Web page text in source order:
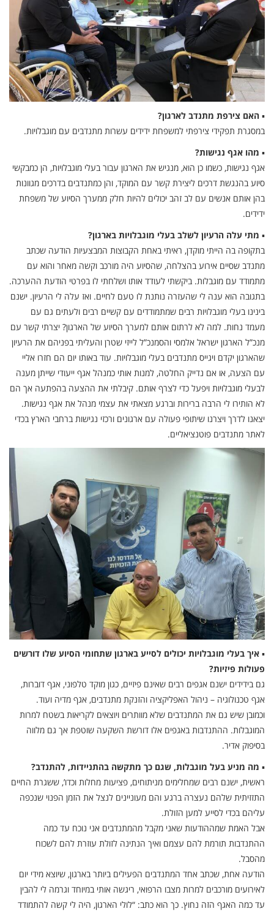
▪ האם צירפת מתנדב לארגון?
במסגרת תפקידי צירפתי למשפחת ידידים עשרות מתנדבים עם מוגבלויות.
▪ מהו אגף נגישות?
אגף נגישות, כשמו כן הוא, מנגיש את הארגון עבור בעלי מוגבלויות, הן כמבקשי
סיוע בהנגשת דרכים ליצירת קשר עם המוקד, והן כמתנדבים בדרכים מגוונות
בהן אותם אנשים עם לב זהב יכולים להיות חלק ממערך הסיוע של משפחת
ידידים.
▪ מתי עלה הרעיון לשלב בעלי מוגבלויות בארגון?
בתקופה בה הייתי מוקדן, ראיתי באחת הקבוצות המבצעיות הודעה שכתב
מתנדב שסיים אירוע בהצלחה, שהסיוע היה מורכב וקשה מאחר והוא עם
מתמודד עם מוגבלות. ביקשתי לעודד אותו ושלחתי לו בפרטי הודעת ההערכה.
בתגובה הוא ענה לי שהעזרה נותנת לו טעם לחיים. ואז עלה לי הרעיון. ישנם
בינינו בעלי מוגבלויות רבים שמתמודדים עם קשיים רבים ולעתים גם עם
מעמד נחות. למה לא לרתום אותם למערך הסיוע של הארגון? יצרתי קשר עם
מנכ”ל הארגון ישראל אלמסי והסמנכ”ל לייזי שטרן והעליתי בפניהם את הרעיון
שהארגון יקדם ויגייס מתנדבים בעלי מוגבלויות. עוד באותו יום הם חזרו אליי
עם הצעה, או אם נדייק החלטה, למנות אותי כמנהל אגף ייעודי שייתן מענה
לבעלי מוגבלויות ויפעל כדי לצרף אותם. קיבלתי את ההצעה בהפתעה אך הם
לא הותירו לי הרבה ברירות וברגע מצאתי את עצמי מנהל את אגף נגישות.
יצאנו לדרך ויצרנו שיתופי פעולה עם ארגונים ורכזי נגישות ברחבי הארץ בכדי
לאתר מתנדבים פוטנציאליים.
▪ איך בעלי מוגבלויות יכולים לסייע בארגון שתחומי הסיוע שלו דורשים
פעולות פיזיות?
גם בידידים ישנם אגפים רבים שאינם פיזיים, כגון מוקד טלפוני, אגף דוברות,
אגף טכנולוגיה – ניהול האפליקציה והזנקת מתנדבים, אגף מדיה ועוד.
וכמובן שיש גם את המתנדבים שלא מוותרים ויוצאים לקריאות בשטח למרות
המוגבלות. ההתנדבות באגפים אלו דורשת השקעה שוטפת אך גם מלווה
בסיפוק אדיר.
▪ מה מניע בעל מוגבלות, שגם כך מתקשה בהתניידות, להתנדב?
ראשית, ישנם רבים שמחלימים מניתוחים, פציעות מחלות וכדו’, ששגרת החיים
התזזיתית שלהם נעצרה ברגע והם מעוניינים לנצל את הזמן הפנוי שנכפה
עליהם בכדי לסייע למען הזולת.
אבל האמת שמההודעות שאני מקבל מהמתנדבים אני נוכח עד כמה
ההתנדבות תורמת להם עצמם ואיך הנתינה לזולת עוזרת להם לשכוח
מהסבל.
הודעה אחת, שכתב אחד המתנדבים הפעילים ביותר בארגון, שיוצא מידי יום
לאירועים מורכבים למרות מצבו הרפואי, ריגשה אותי במיוחד וגרמה לי להבין
עד כמה האגף הזה נחוץ. כך הוא כתב: “לולי הארגון, היה לי קשה להתמודד